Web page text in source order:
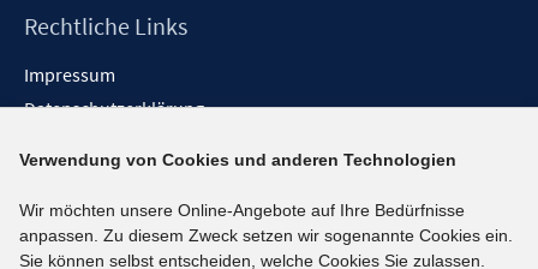
Rechtliche Links
Impressum
Datenschutzerklärung
Barrieren melden
Social-Media-Kanäle
Verwendung von Cookies und anderen Technologien
Wir möchten unsere Online-Angebote auf Ihre Bedürfnisse
anpassen. Zu diesem Zweck setzen wir sogenannte Cookies ein.
Sie können selbst entscheiden, welche Cookies Sie zulassen.